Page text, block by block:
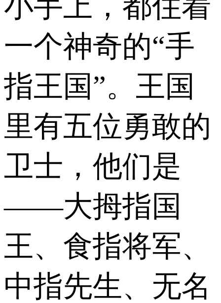
一个神奇的“手
指王国”。王国
里有五位勇敢的
卫士，他们是
——大拇指国
王、食指将军、
中指先生、无名